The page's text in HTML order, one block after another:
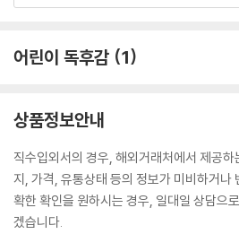
어린이 독후감 1
상품정보안내
직수입외서의 경우, 해외거래처에서 제공
지, 가격, 유통상태 등의 정보가 미비하거나
확한 확인을 원하시는 경우, 일대일 상담으
겠습니다.